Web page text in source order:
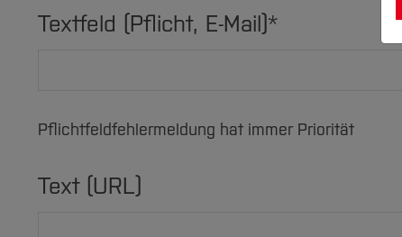
Textfeld (Pflicht, E-Mail)*
Pflichtfeldfehlermeldung hat immer Priorität
Text (URL)